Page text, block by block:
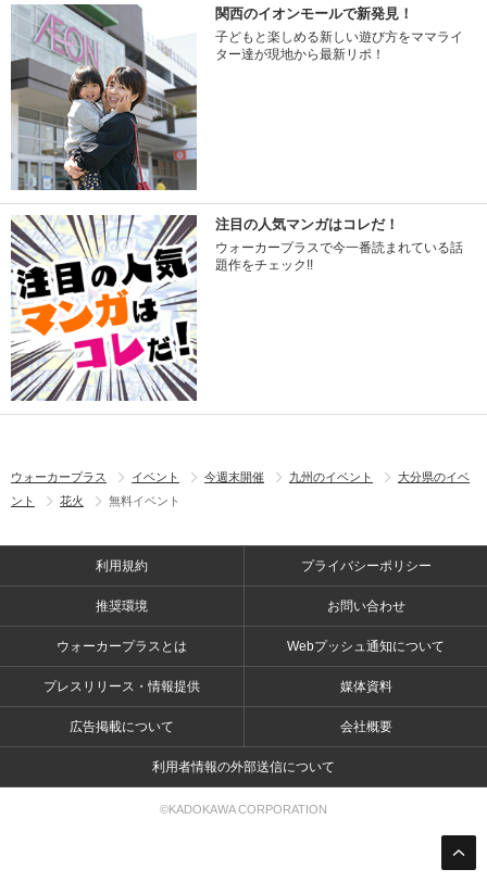
関西のイオンモールで新発見！
子どもと楽しめる新しい遊び方をママライ
ター達が現地から最新リポ！
注目の人気マンガはコレだ！
ウォーカープラスで今一番読まれている話
題作をチェック!!
ウォーカープラス イベント 今週末開催 九州のイベント
大分県のイベ
ント
花火 無料イベント
利用規約 プライバシーポリシー
推奨環境 お問い合わせ
ウォーカープラスとは Webプッシュ通知について
プレスリリース・情報提供 媒体資料
広告掲載について 会社概要
利用者情報の外部送信について
©KADOKAWA CORPORATION